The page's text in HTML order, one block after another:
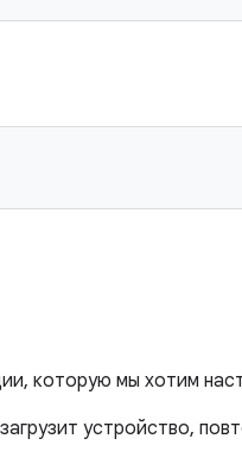
которую мы хотим
устройство,